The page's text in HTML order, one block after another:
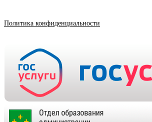
Политика конфиденциальности